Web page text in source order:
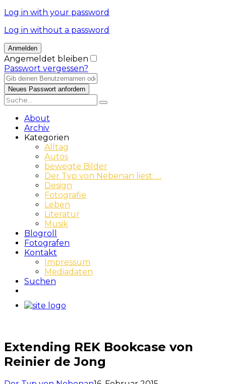
Log in with your password
Log in without a password
Angemeldet bleiben
Passwort vergessen?
About
Archiv
Kategorien
Alltag
Autos
bewegte Bilder
Der Typ von Nebenan liest: …
Design
Fotografie
Leben
Literatur
Musik
Blogroll
Fotografen
Kontakt
Impressum
Mediadaten
Suchen
Extending REK Bookcase von
Reinier de Jong